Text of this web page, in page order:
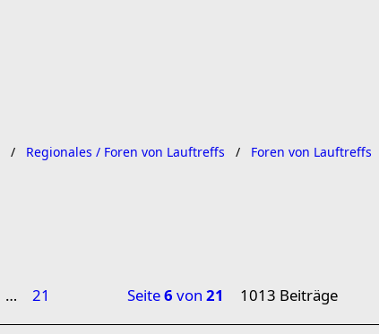
Regionales / Foren von Lauftreffs Foren von Lauftreffs
… 21 Seite6 von 21 1013 Beiträge